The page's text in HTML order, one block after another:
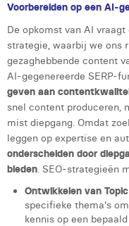
Ninon Chevalier
Olivia Lohest
Pieter Maesmans
Sebastiaan
Sven Bosschem
Thomas Kurevic
Victor Hayot
Voorbereiden op een AI-
De opkomst van AI
strategie, waarbij we ons
gezaghebbende content
AI-gegenereerde SERP-
geven aan
snel content produceren,
mist diepgang. Omdat
leggen op expertise en
onderscheiden door
bieden. SEO-strategieën
Ontwikkelen van
specifieke thema's
kennis op een